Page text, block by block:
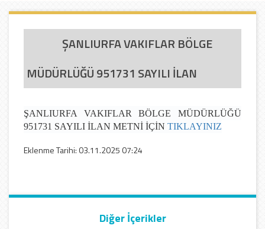
ŞANLIURFA VAKIFLAR BÖLGE
MÜDÜRLÜĞÜ 951731 SAYILI İLAN
ŞANLIURFA VAKIFLAR BÖLGE MÜDÜRLÜĞÜ
951731 SAYILI İLAN METNİ İÇİN TIKLAYINIZ
Eklenme Tarihi: 03.11.2025 07:24
Diğer İçerikler